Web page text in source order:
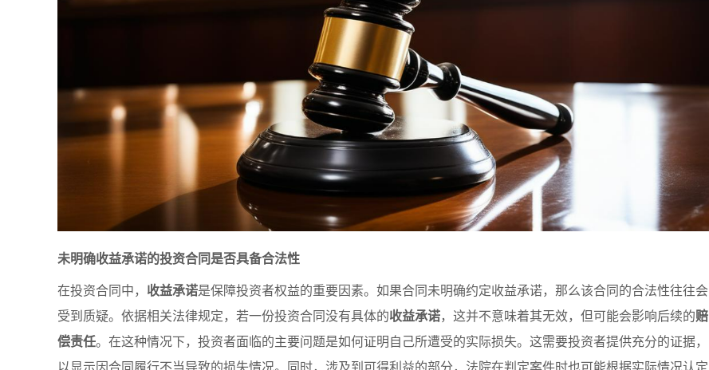
未明确收益承诺的投资合同是否具备合法性
在投资合同中， 收益承诺是保障投资者权益的重要因素。如果合同未明确约定收益承诺，那么该合同的合法性往往会
受到质疑。依据相关法律规定，若一份投资合同没有具体的收益承诺，这并不意味着其无效，但可能会影响后续的赔
偿责任。在这种情况下，投资者面临的主要问题是如何证明自己所遭受的实际损失。这需要投资者提供充分的证据，